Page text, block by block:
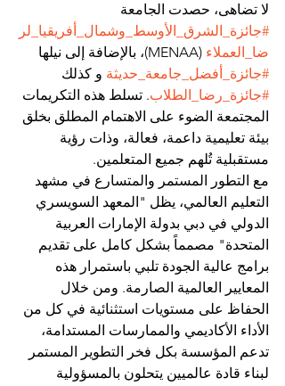
لا تضاهى، حصدت الجامعة
#جائزة_الشرق_الأوسط_وشمال_أفريقيا_لر
ضا_العملاء (MENAA)، بالإضافة إلى نيلها
#جائزة_أفضل_جامعة_حديثة و كذلك
#جائزة_رضا_الطلاب. تسلط هذه التكريمات
المجتمعة الضوء على الاهتمام المطلق بخلق
بيئة تعليمية داعمة، فعالة، وذات رؤية
مستقبلية تُلهم جميع المتعلمين.
مع التطور المستمر والمتسارع في مشهد
التعليم العالمي، يظل "المعهد السويسري
الدولي في دبي بدولة الإمارات العربية
المتحدة" مصمماً بشكل كامل على تقديم
برامج عالية الجودة تلبي باستمرار هذه
المعايير العالمية الصارمة. ومن خلال
الحفاظ على مستويات استثنائية في كل من
الأداء الأكاديمي والممارسات المستدامة،
تدعم المؤسسة بكل فخر التطوير المستمر
لبناء قادة عالميين يتحلون بالمسؤولية